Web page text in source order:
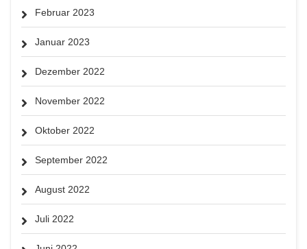
Februar 2023
Januar 2023
Dezember 2022
November 2022
Oktober 2022
September 2022
August 2022
Juli 2022